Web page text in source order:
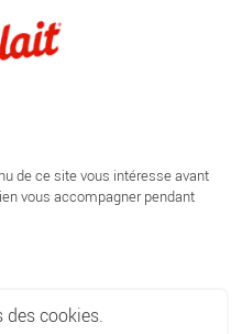
(Grand Export)